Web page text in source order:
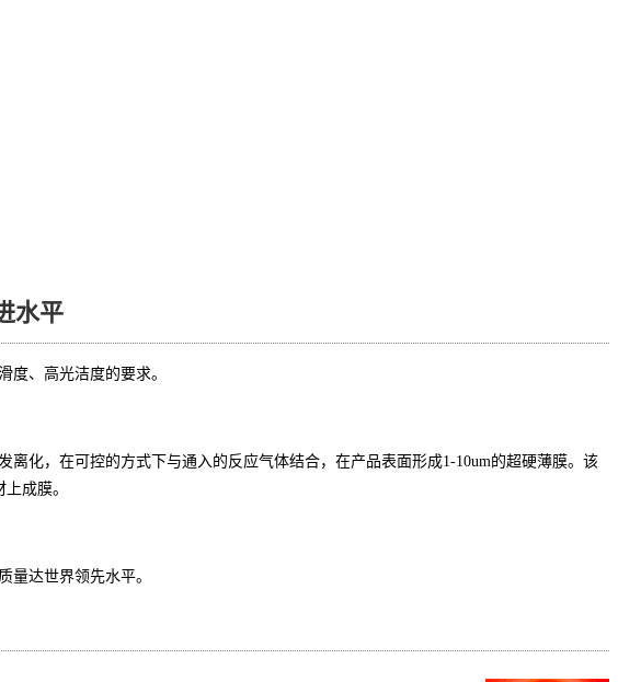
水平
度、高光洁度的要求。
化，在可控的方式下与通入的反应气体结合，在产品表面形成1-10um的超硬薄膜。该
成膜。
量达世界领先水平。